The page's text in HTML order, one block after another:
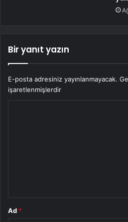
Bir yanıt yazın
E-posta adresiniz yayınlanmayacak.
işaretlenmişlerdir
Ad *